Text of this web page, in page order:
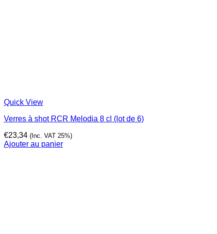
Quick View
Verres à shot RCR Melodia 8 cl (lot de 6)
€23,34 (Inc. VAT 25%)
Ajouter au panier